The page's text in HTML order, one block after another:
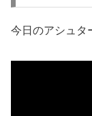
今日のアシュタ